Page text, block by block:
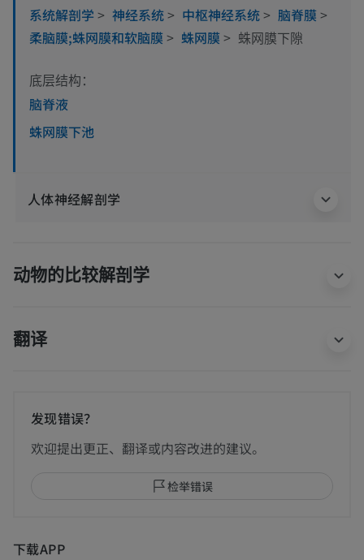
系统解剖学 > 神经系统> 中枢神经系统> 脑脊膜>
柔脑膜;蛛网膜和软脑膜> 蛛网膜> 蛛网膜下隙
底层结构：
脑脊液
蛛网膜下池
人体神经解剖学
动物的比较解剖学
翻译
发现错误？
欢迎提出更正、翻译或内容改进的建议。
检举错误
下载APP